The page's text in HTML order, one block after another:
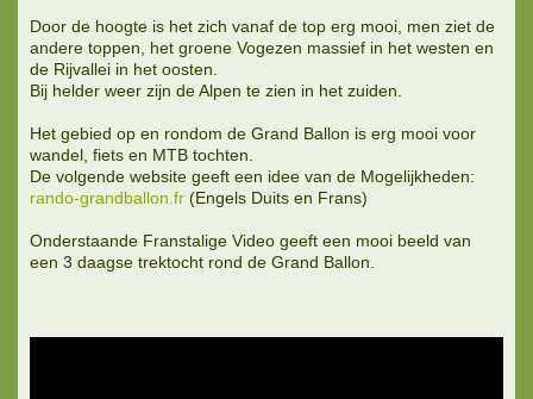
Door de hoogte is het zich vanaf de top erg mooi, men ziet de
andere toppen, het groene Vogezen massief in het westen en
de Rijvallei in het oosten.
Bij helder weer zijn de Alpen te zien in het zuiden.
Het gebied op en rondom de Grand Ballon is erg mooi voor
wandel, fiets en MTB tochten.
De volgende website geeft een idee van de Mogelijkheden:
rando-grandballon.fr (Engels Duits en Frans)
Onderstaande Franstalige Video geeft een mooi beeld van
een 3 daagse trektocht rond de Grand Ballon.